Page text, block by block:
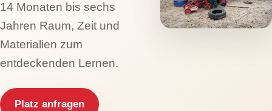
14 Monaten bis sechs
Jahren Raum, Zeit und
Materialien zum
entdeckenden Lernen.
Platz anfragen